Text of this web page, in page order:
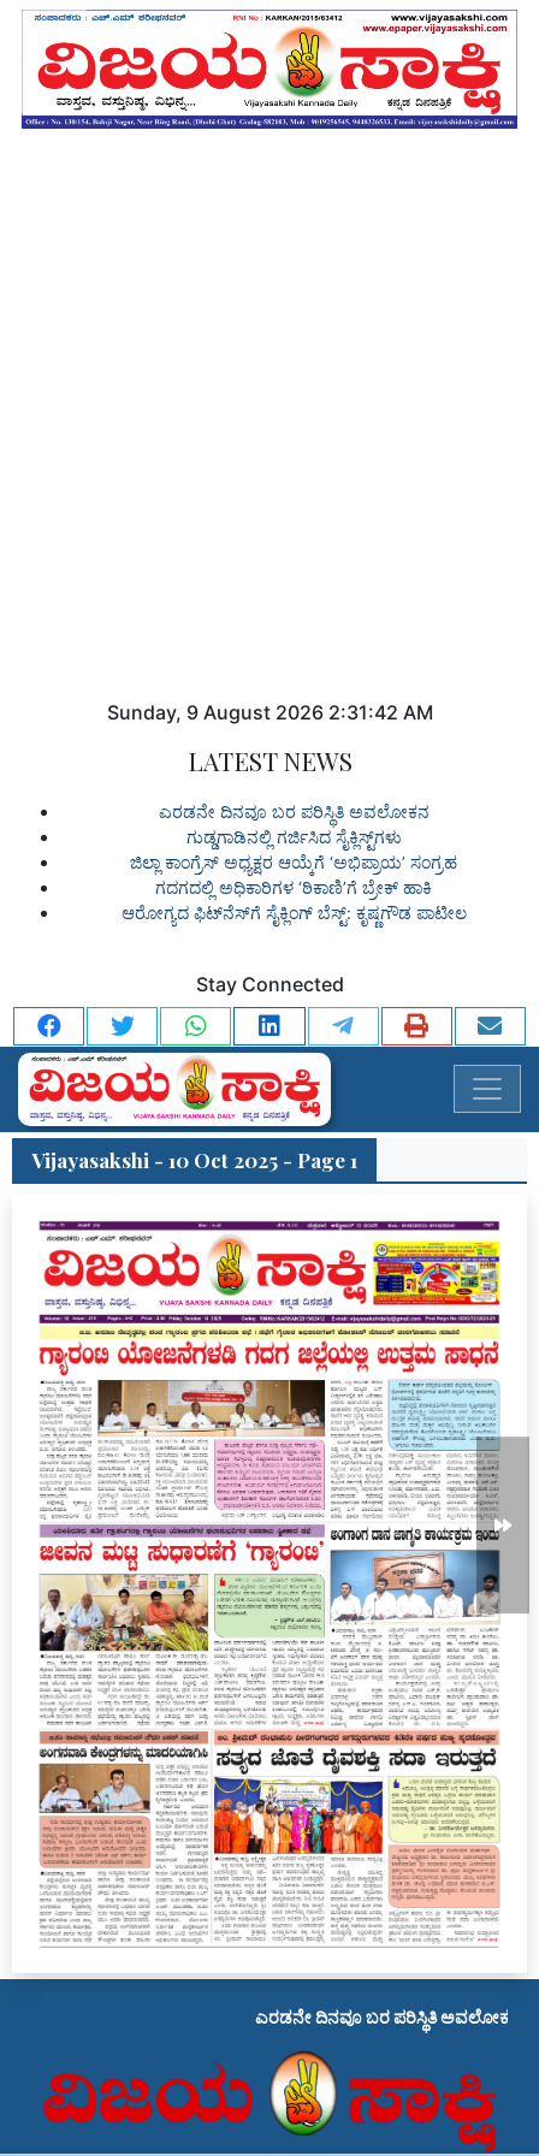
Sunday, 9 August 2026 2:31:43 AM
LATEST NEWS
ಎರಡನೇ ದಿನವೂ ಬರ ಪರಿಸ್ಥಿತಿ ಅವಲೋಕನ
ಗುಡ್ಡಗಾಡಿನಲ್ಲಿ ಗರ್ಜಿಸಿದ ಸೈಕ್ಲಿಸ್ಟ್‌ಗಳು
ಜಿಲ್ಲಾ ಕಾಂಗ್ರೆಸ್ ಅಧ್ಯಕ್ಷರ ಆಯ್ಕೆಗೆ ‘ಅಭಿಪ್ರಾಯ’ ಸಂಗ್ರಹ
ಗದಗದಲ್ಲಿ ಅಧಿಕಾರಿಗಳ ‘ಠಿಕಾಣಿ’ಗೆ ಬ್ರೇಕ್ ಹಾಕಿ
ಆರೋಗ್ಯದ ಫಿಟ್‌ನೆಸ್‌ಗೆ ಸೈಕ್ಲಿಂಗ್ ಬೆಸ್ಟ್: ಕೃಷ್ಣಗೌಡ ಪಾಟೀಲ
Stay Connected
Vijayasakshi - 10 Oct 2025 - Page 1
ಎರಡನೇ ದಿನವೂ ಬರ ಪರಿಸ್ಥಿತಿ ಅವಲೋಕನ